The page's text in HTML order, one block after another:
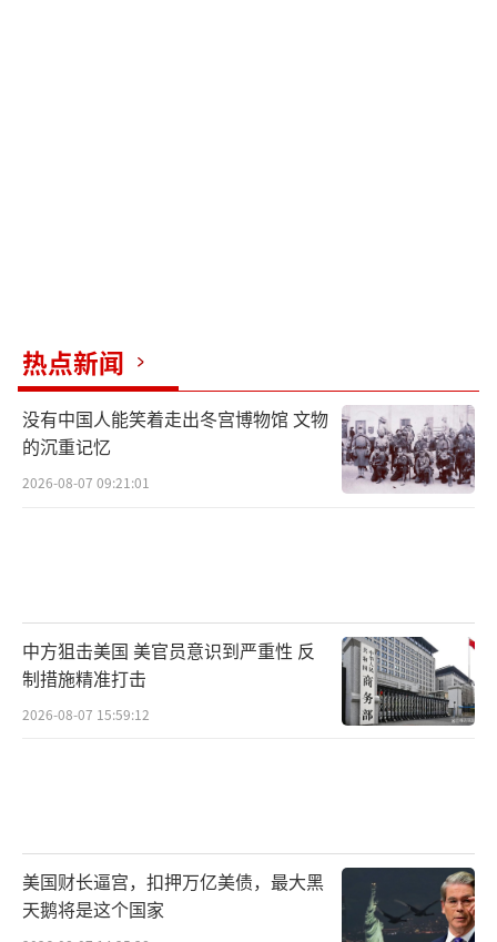
热点新闻
没有中国人能笑着走出冬宫博物馆 文物
的沉重记忆
2026-08-07 09:21:01
中方狙击美国 美官员意识到严重性 反
制措施精准打击
2026-08-07 15:59:12
美国财长逼宫，扣押万亿美债，最大黑
天鹅将是这个国家